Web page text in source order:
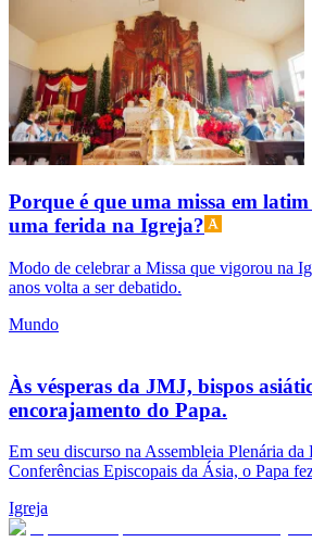
Porque é que uma missa em
uma ferida na Igreja?
Modo de celebrar a Missa que vigorou na
anos volta a ser debatido.
Mundo
Às vésperas da JMJ, bispos
encorajamento do Papa.
Em seu discurso na Assembleia Plenária da
Conferências Episcopais da Ásia, o Papa
Igreja